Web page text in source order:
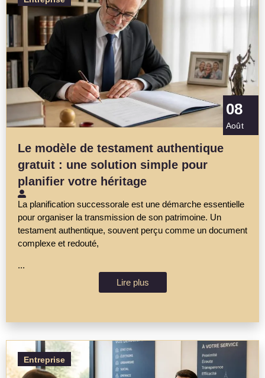
08
Août
Le modèle de testament authentique
gratuit : une solution simple pour
planifier votre héritage
La planification successorale est une démarche essentielle
pour organiser la transmission de son patrimoine. Un
testament authentique, souvent perçu comme un document
complexe et redouté,
...
Lire plus
Entreprise